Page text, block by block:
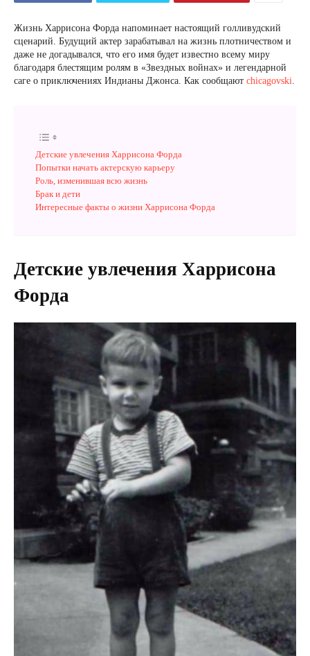
Жизнь Харрисона Форда напоминает настоящий голливудский
сценарий. Будущий актер зарабатывал на жизнь плотничеством и
даже не догадывался, что его имя будет известно всему миру
благодаря блестящим ролям в «Звездных войнах» и легендарной
саге о приключениях Индианы Джонса. Как сообщают chicagovski.
Детские увлечения Харрисона Форда
Попытки начать актерскую карьеру
Роль, изменившая всю жизнь
Брак и дети
Интересные факты о жизни Харрисона Форда
Детские увлечения Харрисона
Форда